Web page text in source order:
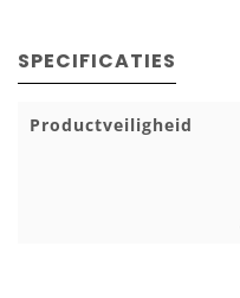
SPECIFICATIES
Productveiligheid